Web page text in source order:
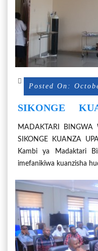
Posted On:
SIKONGE
BINGWA
KUWAJENGEA
MADAKTARI
SIKONGE KUANZA
Kambi ya Madaktari
imefanikiwa kuanzisha